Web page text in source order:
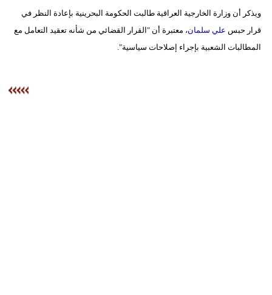
ويذكر أن وزارة الخارجية العراقية طالبت الحكومة البحرينية بإعادة النظر في
قرار حبس علي سلمان، معتبرة أن "القرار القضائي من شأنه تعقيد التعامل مع
المطالبات الشعبية بإجراء إصلاحات سياسية".